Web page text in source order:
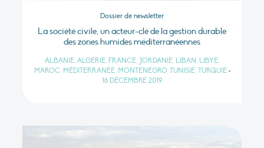
Dossier de newsletter
La société civile, un acteur-clé de la gestion durable
des zones humides méditerranéennes
ALBANIE, ALGÉRIE, FRANCE, JORDANIE, LIBAN, LIBYE,
MAROC, MÉDITERRANÉE, MONTÉNÉGRO, TUNISIE, TURQUIE •
16 DÉCEMBRE 2019